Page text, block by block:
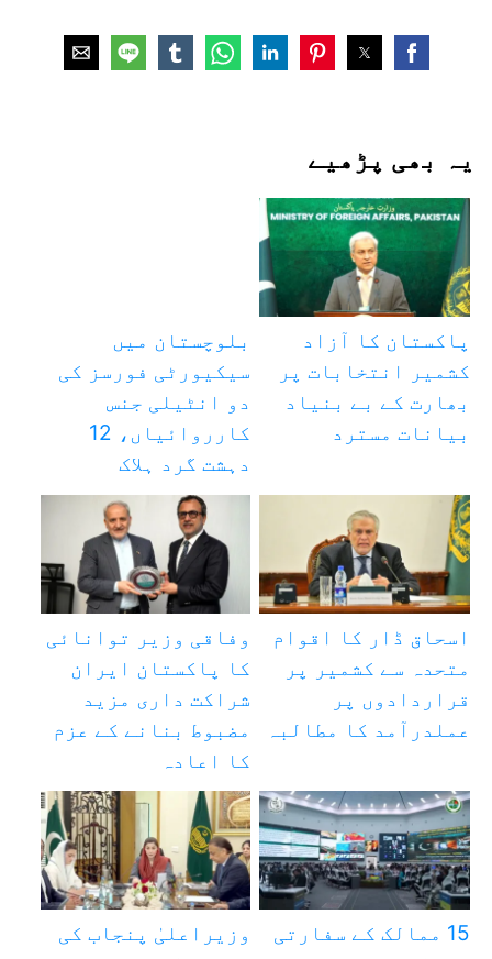
یہ بھی پڑھیے
پاکستان کا آزاد
کشمیر انتخابات پر
بھارت کے بے بنیاد
بیانات مسترد
بلوچستان میں
سیکیورٹی فورسز کی
دو انٹیلی جنس
کارروائیاں، 12
دہشت گرد ہلاک
اسحاق ڈار کا اقوام
متحدہ سے کشمیر پر
قراردادوں پر
عملدرآمد کا مطالبہ
وفاقی وزیر توانائی
کا پاکستان ایران
شراکت داری مزید
مضبوط بنانے کے عزم
کا اعادہ
15 ممالک کے سفارتی
وزیراعلیٰ پنجاب کی